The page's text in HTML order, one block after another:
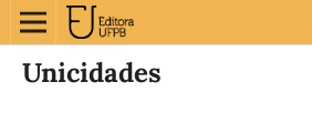
Unicidades